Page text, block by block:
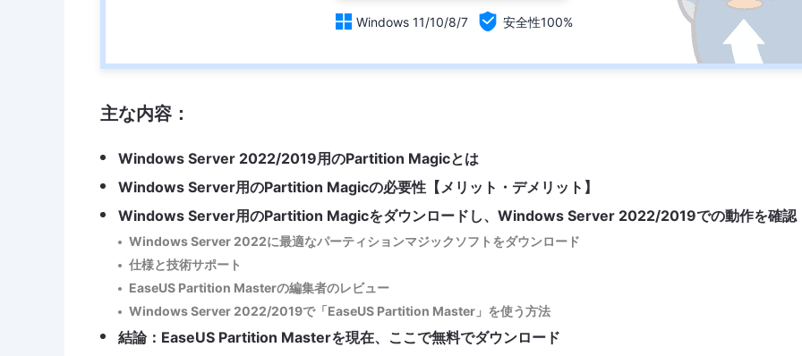
 Windows 11/10/8/7  安全性100%
主な内容：
Windows Server 2022/2019用のPartition Magicとは
Windows Server用のPartition Magicの必要性【メリット・デメリット】
Windows Server用のPartition Magicをダウンロードし、Windows Server 2022/2019での動作を確認
Windows Server 2022に最適なパーティションマジックソフトをダウンロード
仕様と技術サポート
EaseUS Partition Masterの編集者のレビュー
Windows Server 2022/2019で「EaseUS Partition Master」を使う方法
結論：EaseUS Partition Masterを現在、ここで無料でダウンロード